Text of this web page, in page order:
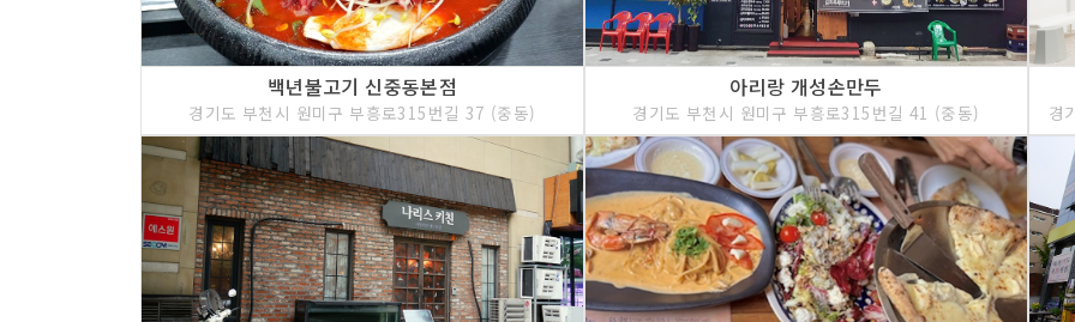
백년불고기 신중동본점
경기도 부천시 원미구 부흥로315번길 37 (중동)
아리랑 개성손만두
경기도 부천시 원미구 부흥로315번길 41 (중동)